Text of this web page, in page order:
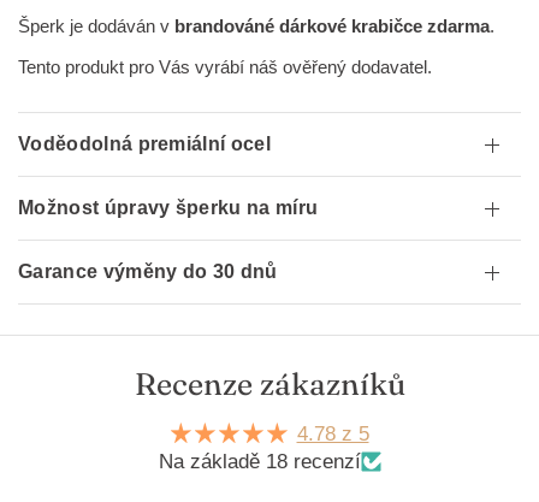
Šperk je dodáván v brandováné dárkové krabičce zdarma.
Tento produkt pro Vás vyrábí náš ověřený dodavatel.
Voděodolná premiální ocel
Možnost úpravy šperku na míru
Garance výměny do 30 dnů
Recenze zákazníků
4.78 z 5
Na základě 18 recenzí